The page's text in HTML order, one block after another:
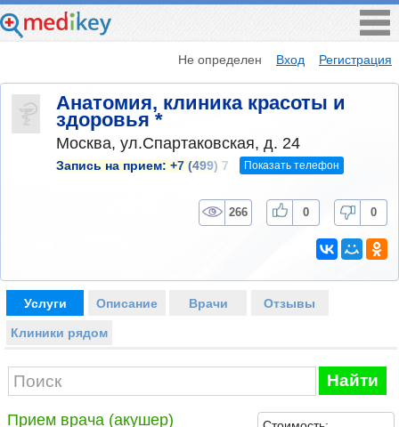
Не определен Вход Регистрация
Анатомия, клиника красоты и
здоровья *
Москва, ул.Спартаковская, д. 24
Запись на прием: +7 (499) 7 Показать телефон
266 0 0
Услуги Описание Врачи Отзывы
Клиники рядом
Найти
Прием врача (акушер)